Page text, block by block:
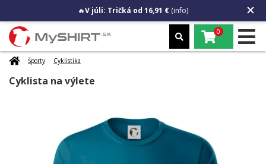
🔥V júli: Tričká od 16,91 € (info)
0
Športy Cyklistika
Cyklista na výlete